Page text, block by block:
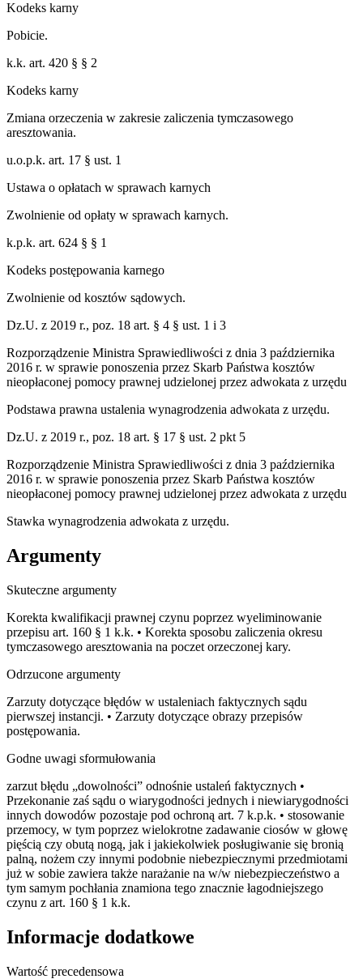
Kodeks karny
Pobicie.
k.k. art. 420 § § 2
Kodeks karny
Zmiana orzeczenia w zakresie zaliczenia tymczasowego
aresztowania.
u.o.p.k. art. 17 § ust. 1
Ustawa o opłatach w sprawach karnych
Zwolnienie od opłaty w sprawach karnych.
k.p.k. art. 624 § § 1
Kodeks postępowania karnego
Zwolnienie od kosztów sądowych.
Dz.U. z 2019 r., poz. 18 art. § 4 § ust. 1 i 3
Rozporządzenie Ministra Sprawiedliwości z dnia 3 października
2016 r. w sprawie ponoszenia przez Skarb Państwa kosztów
nieopłaconej pomocy prawnej udzielonej przez adwokata z urzędu
Podstawa prawna ustalenia wynagrodzenia adwokata z urzędu.
Dz.U. z 2019 r., poz. 18 art. § 17 § ust. 2 pkt 5
Rozporządzenie Ministra Sprawiedliwości z dnia 3 października
2016 r. w sprawie ponoszenia przez Skarb Państwa kosztów
nieopłaconej pomocy prawnej udzielonej przez adwokata z urzędu
Stawka wynagrodzenia adwokata z urzędu.
Argumenty
Skuteczne argumenty
Korekta kwalifikacji prawnej czynu poprzez wyeliminowanie
przepisu art. 160 § 1 k.k. • Korekta sposobu zaliczenia okresu
tymczasowego aresztowania na poczet orzeczonej kary.
Odrzucone argumenty
Zarzuty dotyczące błędów w ustaleniach faktycznych sądu
pierwszej instancji. • Zarzuty dotyczące obrazy przepisów
postępowania.
Godne uwagi sformułowania
zarzut błędu „dowolności” odnośnie ustaleń faktycznych •
Przekonanie zaś sądu o wiarygodności jednych i niewiarygodności
innych dowodów pozostaje pod ochroną art. 7 k.p.k. • stosowanie
przemocy, w tym poprzez wielokrotne zadawanie ciosów w głowę
pięścią czy obutą nogą, jak i jakiekolwiek posługiwanie się bronią
palną, nożem czy innymi podobnie niebezpiecznymi przedmiotami
już w sobie zawiera także narażanie na w/w niebezpieczeństwo a
tym samym pochłania znamiona tego znacznie łagodniejszego
czynu z art. 160 § 1 k.k.
Informacje dodatkowe
Wartość precedensowa